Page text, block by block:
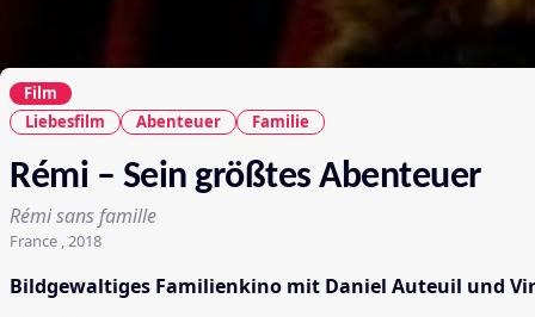
Film
Liebesfilm
Abenteuer Familie
Rémi – Sein größtes Abenteuer
Rémi sans famille
France , 2018
Bildgewaltiges Familienkino mit Daniel Auteuil und